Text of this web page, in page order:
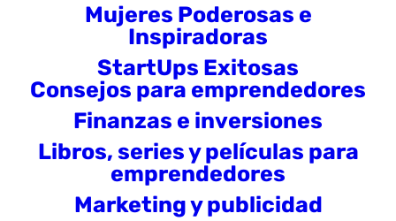
Mujeres Poderosas e
Inspiradoras
StartUps Exitosas
Consejos para emprendedores
Finanzas e inversiones
Libros, series y películas para
emprendedores
Marketing y publicidad